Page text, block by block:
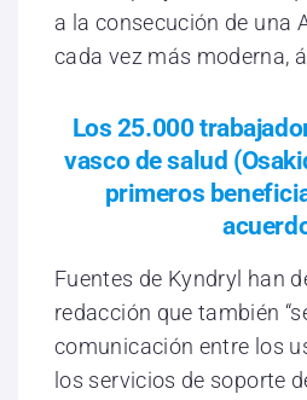
a la consecución de una
cada vez más moderna,
Los 25.000
vasco de salud
primeros
Fuentes de Kyndryl han
redacción que también
comunicación entre los
los servicios de soporte